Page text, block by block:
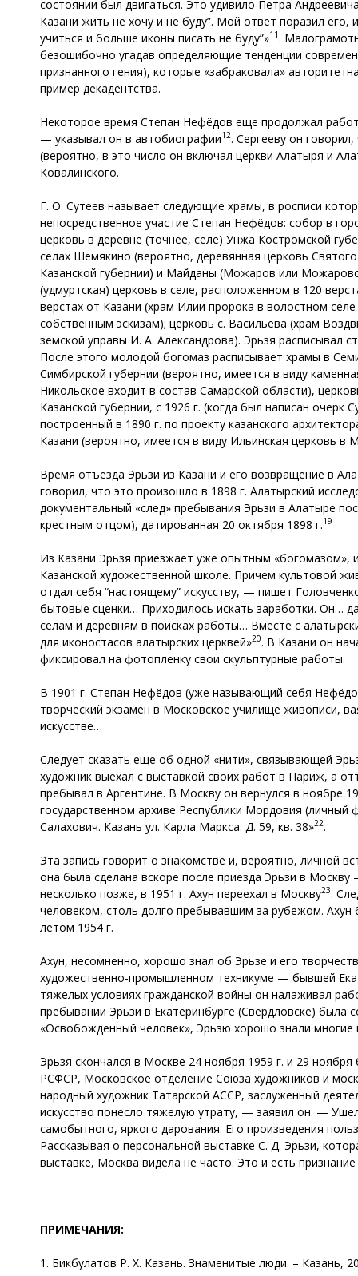
состоянии был двигаться. Это удивило Петра
Казани жить не хочу и не буду”. Мой ответ поразил
учиться и больше иконы писать не буду”»11 .
безошибочно угадав определяющие тенденции
признанного гения), которые «забраковала»
пример декадентства.
Некоторое время Степан Нефёдов еще продолжал
— указывал он в автобиографии12. Сергееву он
(вероятно, в это число он включал церкви Алатыря и
Ковалинского.
Г. О. Сутеев называет следующие храмы, в росписи
непосредственное участие Степан Нефёдов: собор в
церковь в деревне (точнее, селе) Унжа Костромской
селах Шемякино (вероятно, деревянная церковь
Казанской губернии) и Майданы (Можаров или
(удмуртская) церковь в селе, расположенном в 120
верстах от Казани (храм Илии пророка в волостном
собственным эскизам); церковь с. Васильева (храм
земской управы И. А. Александрова). Эрьзя расписывал
После этого молодой богомаз расписывает храмы в
Симбирской губернии (вероятно, имеется в виду
Никольское входит в состав Самарской области),
Казанской губернии, с 1926 г. (когда был написан
построенный в 1890 г. по проекту казанского
Казани (вероятно, имеется в виду Ильинская церковь в
Время отъезда Эрьзи из Казани и его возвращение в
говорил, что это произошло в 1898 г. Алатырский
документальный «след» пребывания Эрьзи в Алатыре
крестным отцом), датированная 20 октября 1898 г.19
Из Казани Эрьзя приезжает уже опытным
Казанской художественной школе. Причем культовой
отдал себя “настоящему” искусству, — пишет
бытовые сценки… Приходилось искать заработки. Он…
селам и деревням в поисках работы… Вместе с
для иконостасов алатырских церквей»20. В Казани он
фиксировал на фотопленку свои скульптурные работы.
В 1901 г. Степан Нефёдов (уже называющий себя
творческий экзамен в Московское училище живописи,
искусстве…
Следует сказать еще об одной «нити», связывающей
художник выехал с выставкой своих работ в Париж, а
пребывал в Аргентине. В Москву он вернулся в ноябре
государственном архиве Республики Мордовия
Салахович. Казань ул. Карла Маркса. Д. 59, кв. 38»22.
Эта запись говорит о знакомстве и, вероятно, личной
она была сделана вскоре после приезда Эрьзи в Москву
несколько позже, в 1951 г. Ахун переехал в Москву23.
человеком, столь долго пребывавшим за рубежом. Ахун
летом 1954 г.
Ахун, несомненно, хорошо знал об Эрьзе и его
художественно-промышленном техникуме — бывшей
тяжелых условиях гражданской войны он налаживал
пребывании Эрьзи в Екатеринбурге (Свердловске)
«Освобожденный человек», Эрьзю хорошо знали
Эрьзя скончался в Москве 24 ноября 1959 г. и 29
РСФСР, Московское отделение Союза художников и
народный художник Татарской АССР, заслуженный
искусство понесло тяжелую утрату, — заявил он. —
самобытного, яркого дарования. Его произведения
Рассказывая о персональной выставке С. Д. Эрьзи,
выставке, Москва видела не часто. Это и есть
ПРИМЕЧАНИЯ:
1. Бикбулатов Р. Х. Казань. Знаменитые люди. – Казань,